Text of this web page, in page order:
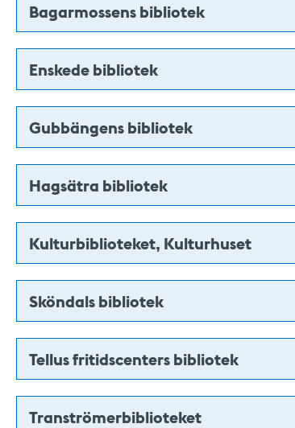
Bagarmossens bibliotek
Enskede bibliotek
Gubbängens bibliotek
Hagsätra bibliotek
Kulturbiblioteket, Kulturhuset
Sköndals bibliotek
Tellus fritidscenters bibliotek
Tranströmerbiblioteket